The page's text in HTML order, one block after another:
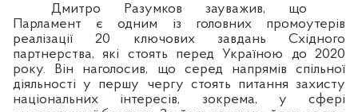
Дмитро Разумков зауважив, що
Парламент є одним із головних промоутерів
реалізації 20 ключових завдань Східного
партнерства, які стоять перед Україною до 2020
року. Він наголосив, що серед напрямів спільної
діяльності у першу чергу стоять питання захисту
національних інтересів, зокрема, у сфері